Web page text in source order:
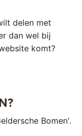
delen met
dan wel bij
komt?
Bomen'.